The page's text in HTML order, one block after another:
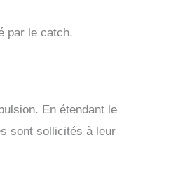
par le catch.
En étendant le
sont sollicités à leur